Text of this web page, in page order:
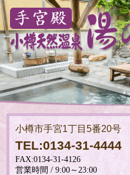
小樽市手宮1丁目5番20号
TEL:0134-31-4444